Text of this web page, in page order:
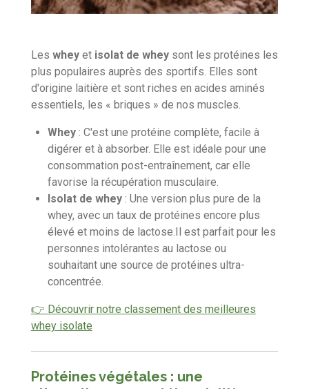
Les wheyet isolat de wheysont les protéines les
plus populaires auprès des sportifs. Elles sont
d'origine laitière et sont riches en acides aminés
essentiels, les « briques » de nos muscles.
Whey: C'est une protéine complète, facile à
digérer et à absorber. Elle est idéale pour une
consommation post-entraînement, car elle
favorise la récupération musculaire.
Isolat de whey: Une version plus pure de la
whey, avec un taux de protéines encore plus
élevé et moins de lactose. Il est parfait pour les
personnes intolérantes au lactose ou
souhaitant une source de protéines ultra-
concentrée.
👉 Découvrir notre classement des meilleures
whey isolate
Protéines végétales : une